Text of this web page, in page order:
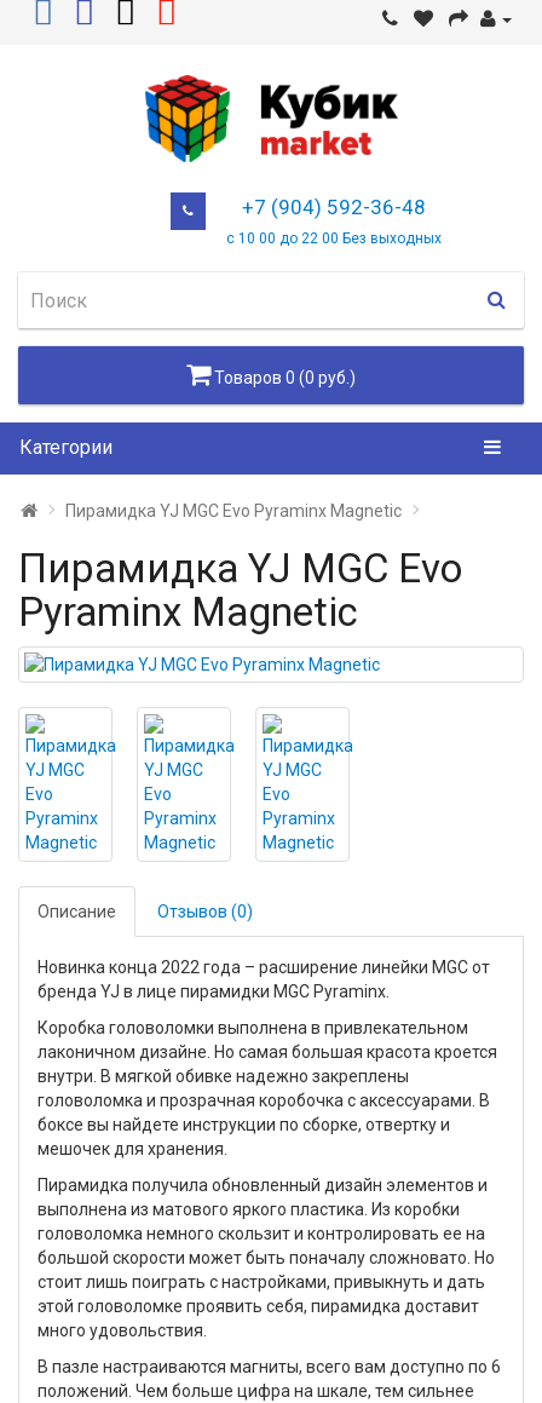
+7 (904) 592-36-48
с 10 00 до 22 00 Без выходных
Товаров 0 (0 руб.)
Категории
Пирамидка YJ MGC Evo Pyraminx Magnetic
Пирамидка YJ MGC Evo
Pyraminx Magnetic
Описание Отзывов (0)
Новинка конца 2022 года – расширение линейки MGC от
бренда YJ в лице пирамидки MGC Pyraminx.
Коробка головоломки выполнена в привлекательном
лаконичном дизайне. Но самая большая красота кроется
внутри. В мягкой обивке надежно закреплены
головоломка и прозрачная коробочка с аксессуарами. В
боксе вы найдете инструкции по сборке, отвертку и
мешочек для хранения.
Пирамидка получила обновленный дизайн элементов и
выполнена из матового яркого пластика. Из коробки
головоломка немного скользит и контролировать ее на
большой скорости может быть поначалу сложновато. Но
стоит лишь поиграть с настройками, привыкнуть и дать
этой головоломке проявить себя, пирамидка доставит
много удовольствия.
В пазле настраиваются магниты, всего вам доступно по 6
положений. Чем больше цифра на шкале, тем сильнее